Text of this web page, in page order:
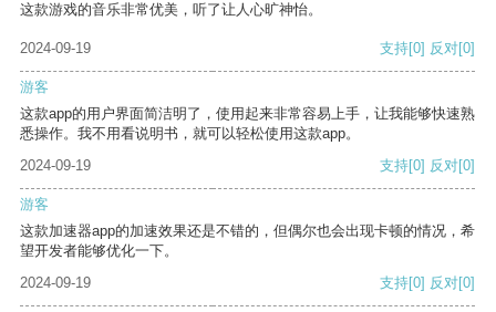
这款游戏的音乐非常优美，听了让人心旷神怡。
2024-09-19 支持[0] 反对[0]
游客
这款app的用户界面简洁明了，使用起来非常容易上手，让我能够快速熟
悉操作。我不用看说明书，就可以轻松使用这款app。
2024-09-19
支持[0] 反对[0]
游客
这款加速器app的加速效果还是不错的，但偶尔也会出现卡顿的情况，希
望开发者能够优化一下。
2024-09-19
支持[0] 反对[0]